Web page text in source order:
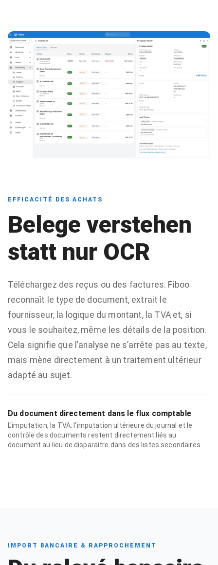
EFFICACITÉ DES ACHATS
Belege verstehen
statt nur OCR
Téléchargez des reçus ou des factures. Fiboo
reconnaît le type de document, extrait le
fournisseur, la logique du montant, la TVA et, si
vous le souhaitez, même les détails de la position.
Cela signifie que l’analyse ne s’arrête pas au texte,
mais mène directement à un traitement ultérieur
adapté au sujet.
Du document directement dans le flux comptable
L'imputation, la TVA, l'imputation ultérieure du journal et le
contrôle des documents restent directement liés au
document au lieu de disparaître dans des listes secondaires.
IMPORT BANCAIRE & RAPPROCHEMENT